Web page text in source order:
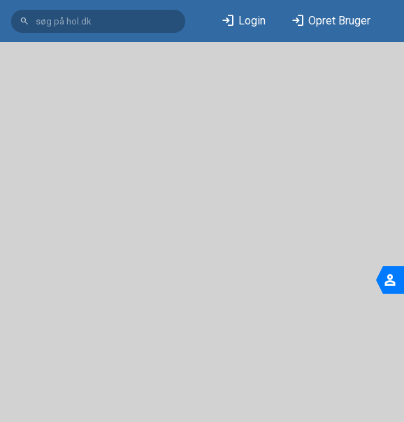
search login Login login Opret Bruger
person